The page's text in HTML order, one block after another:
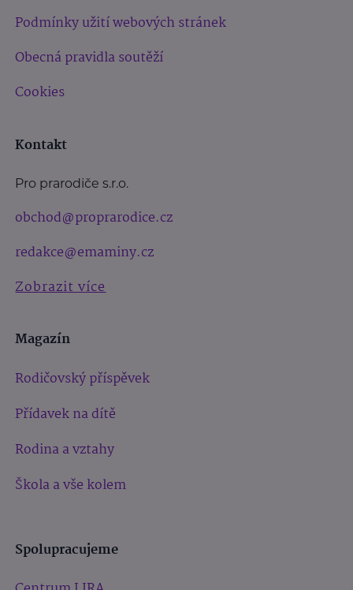
Podmínky užití webových stránek
Obecná pravidla soutěží
Cookies
Kontakt
Pro prarodiče s.r.o.
obchod@proprarodice.cz
redakce@emaminy.cz
Zobrazit více
Magazín
Rodičovský příspěvek
Přídavek na dítě
Rodina a vztahy
Škola a vše kolem
Spolupracujeme